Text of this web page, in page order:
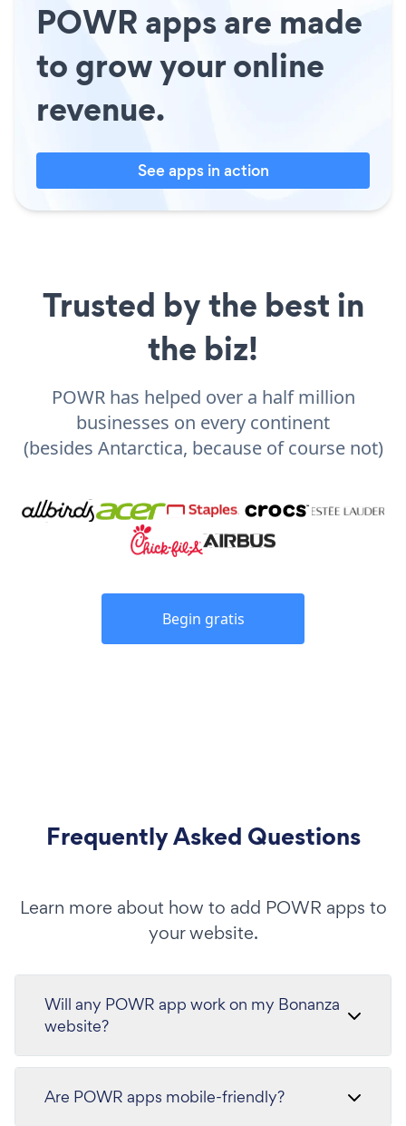
POWR apps are made
to grow your online
revenue.
See apps in action
Trusted by the best in
the biz!
POWR has helped over a half million
businesses on every continent
(besides Antarctica, because of course not)
Begin gratis
Frequently Asked Questions
Learn more about how to add POWR apps to
your website.
Will any POWR app work on my Bonanza
website?
Are POWR apps mobile-friendly?